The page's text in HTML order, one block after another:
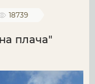
18739
плача"